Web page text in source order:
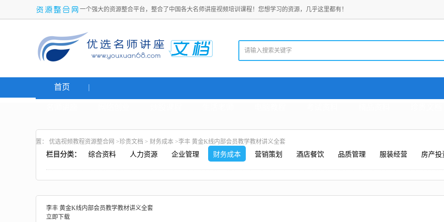
一个强大的资源整合平台，整合了中国各大名师讲座视频培训课程！您想学习的资源，几乎这里都有！
首页
置： 优选视频教程资源整合网 >珍贵文档 > 财务成本 >李丰 黄金K线内部会员教学教材讲义全套
栏目分类： 综合资料 人力资源 企业管理 财务成本 营销策划 酒店餐饮 品质管理 服装经营 房产投
李丰 黄金K线内部会员教学教材讲义全套
立即下载